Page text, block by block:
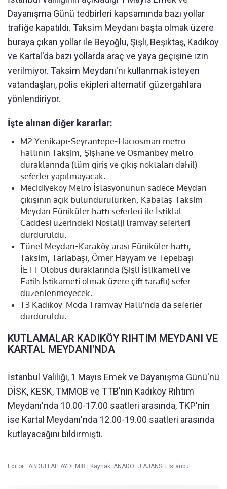
Dayanışma Günü tedbirleri kapsamında bazı yollar
trafiğe kapatıldı. Taksim Meydanı başta olmak üzere
buraya çıkan yollar ile Beyoğlu, Şişli, Beşiktaş, Kadıköy
ve Kartal'da bazı yollarda araç ve yaya geçişine izin
verilmiyor. Taksim Meydanı'nı kullanmak isteyen
vatandaşları, polis ekipleri alternatif güzergahlara
yönlendiriyor.
İşte alınan diğer kararlar:
M2 Yenikapı-Seyrantepe-Hacıosman metro
hattının Taksim, Şişhane ve Osmanbey metro
duraklarında (tüm giriş ve çıkış noktaları dahil)
seferler yapılmayacak.
Mecidiyeköy Metro İstasyonunun sadece Meydan
çıkışının açık bulundurulurken, Kabataş-Taksim
Meydan Füniküler hattı seferleri ile İstiklal
Caddesi üzerindeki Nostalji tramvay seferleri
durduruldu.
Tünel Meydan-Karaköy arası Füniküler hattı,
Taksim, Tarlabaşı, Ömer Hayyam ve Tepebaşı
İETT Otobüs duraklarında (Şişli İstikameti ve
Fatih İstikameti olmak üzere çift taraflı) sefer
düzenlenmeyecek.
T3 Kadıköy-Moda Tramvay Hattı'nda da seferler
durduruldu.
KUTLAMALAR KADIKÖY RIHTIM MEYDANI VE
KARTAL MEYDANI'NDA
İstanbul Valiliği, 1 Mayıs Emek ve Dayanışma Günü'nü
DİSK, KESK, TMMOB ve TTB'nin Kadıköy Rıhtım
Meydanı'nda 10.00-17.00 saatleri arasında, TKP'nin
ise Kartal Meydanı'nda 12.00-19.00 saatleri arasında
kutlayacağını bildirmişti.
Editör : ABDULLAH AYDEMİR Kaynak: ANADOLU AJANSI İstanbul